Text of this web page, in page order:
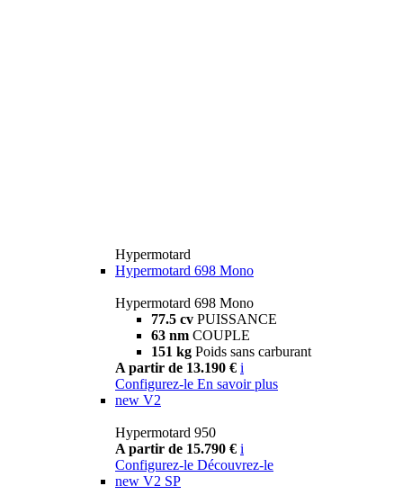
Hypermotard
Hypermotard 698 Mono
Hypermotard 698 Mono
77.5 cv PUISSANCE
63 nm COUPLE
151 kg Poids sans carburant
A partir de 13.190 € i
Configurez-le En savoir plus
new V2
Hypermotard 950
A partir de 15.790 € i
Configurez-le Découvrez-le
new V2 SP